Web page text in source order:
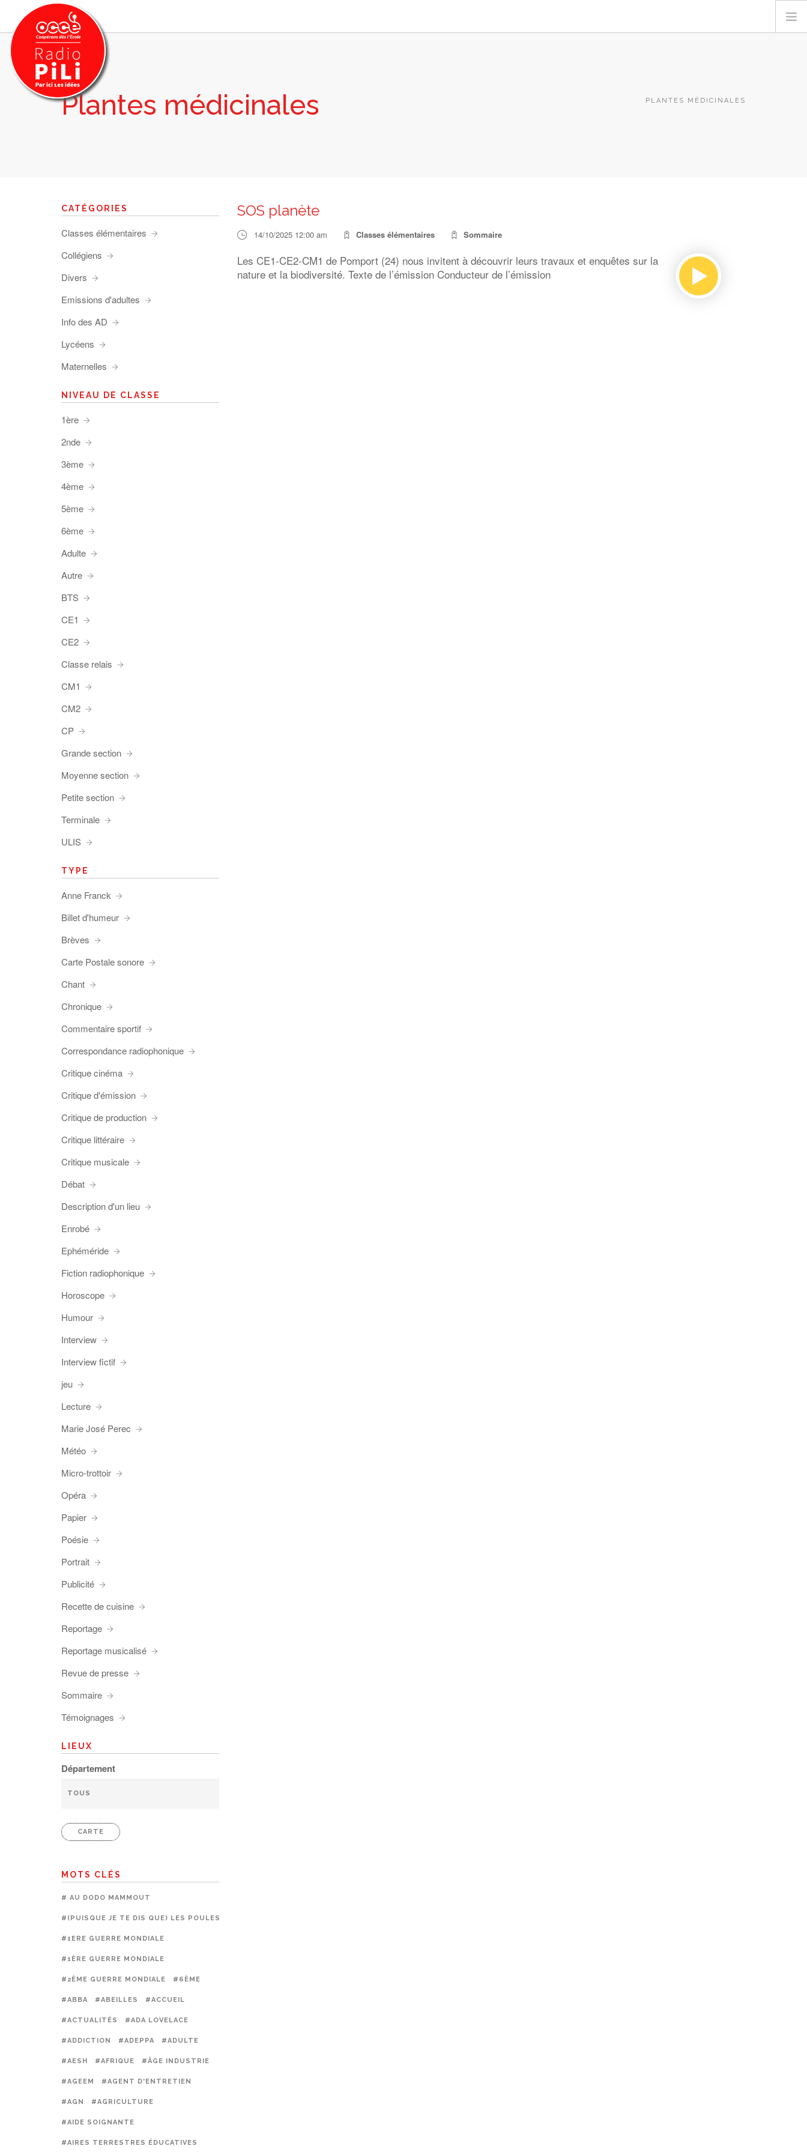
PRÉSENTATION
GRILLE DES PROGRAMMES
RECHERCHER
Plantes médicinales PLANTES MÉDICINALES
SOS planète
14/10/2025 12:00 am Classes élémentaires Sommaire
Les CE1-CE2-CM1 de Pomport (24) nous invitent à découvrir leurs travaux et enquêtes sur la
nature et la biodiversité. Texte de l’émission Conducteur de l’émission
CATÉGORIES
Classes élémentaires
Collégiens
Divers
Emissions d'adultes
Info des AD
Lycéens
Maternelles
NIVEAU DE CLASSE
1ère
2nde
3ème
4ème
5ème
6ème
Adulte
Autre
BTS
CE1
CE2
Classe relais
CM1
CM2
CP
Grande section
Moyenne section
Petite section
Terminale
ULIS
TYPE
Anne Franck
Billet d'humeur
Brèves
Carte Postale sonore
Chant
Chronique
Commentaire sportif
Correspondance radiophonique
Critique cinéma
Critique d'émission
Critique de production
Critique littéraire
Critique musicale
Débat
Description d'un lieu
Enrobé
Ephéméride
Fiction radiophonique
Horoscope
Humour
Interview
Interview fictif
jeu
Lecture
Marie José Perec
Météo
Micro-trottoir
Opéra
Papier
Poésie
Portrait
Publicité
Recette de cuisine
Reportage
Reportage musicalisé
Revue de presse
Sommaire
Témoignages
LIEUX
Département
CARTE
MOTS CLÉS
# AU DODO MAMMOUT
#(PUISQUE JE TE DIS QUE) LES POULES PRÉFÈRENT LES CAGES
#1ERE GUERRE MONDIALE
#1ÈRE GUERRE MONDIALE
#2ÈME GUERRE MONDIALE #6ÈME
#ABBA #ABEILLES #ACCUEIL
#ACTUALITÉS #ADA LOVELACE
#ADDICTION #ADEPPA #ADULTE
#AESH #AFRIQUE #ÂGE INDUSTRIE
#AGEEM #AGENT D'ENTRETIEN
#AGN #AGRICULTURE
#AIDE SOIGNANTE
#AIRES TERRESTRES ÉDUCATIVES